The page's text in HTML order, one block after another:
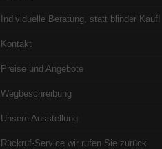
Individuelle Beratung, statt blinder Kauf!
Kontakt
Preise und Angebote
Wegbeschreibung
Unsere Ausstellung
Rückruf-Service wir rufen Sie zurück